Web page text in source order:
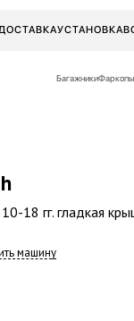
УСТАНОВКА
БагажникиФаркопы
18 гг. гладкая
машину